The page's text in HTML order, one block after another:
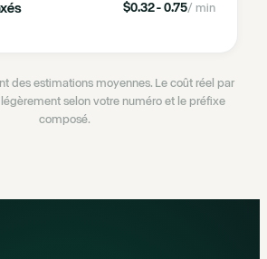
$0.32 - 0.75/ min
des estimations moyennes. Le coût réel par
selon votre numéro et le préfixe
composé.